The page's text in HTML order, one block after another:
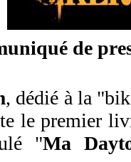
de
, dédié à la
le premier
"Ma